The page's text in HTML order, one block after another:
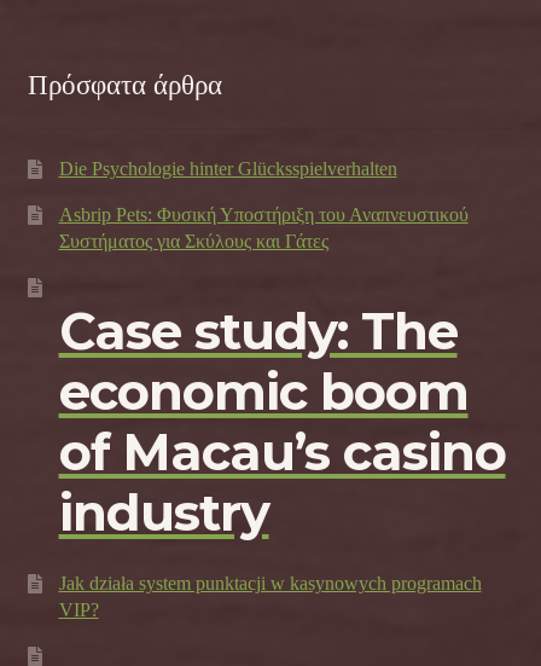
Πρόσφατα άρθρα
Die Psychologie hinter Glücksspielverhalten
Asbrip Pets: Φυσική Υποστήριξη του Αναπνευστικού
Συστήματος για Σκύλους και Γάτες
Case study: The
economic boom
of Macau’s casino
industry
Jak działa system punktacji w kasynowych programach
VIP?